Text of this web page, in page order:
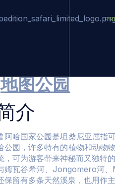
地图公园
介
阿哈国家公园是坦桑尼亚屈指
公园，许多特有的植物和动物
，可为游客带来神秘而又独特的
姆瓦谷希河、Jongomero河、
保留有多条天然溪泉，也用作主